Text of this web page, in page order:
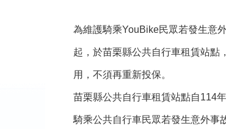
為維護騎乘YouBike民眾若發生意
起，於苗栗縣公共自行車租賃站點
用，不須再重新投保。
苗栗縣公共自行車租賃站點自114
騎乘公共自行車民眾若發生意外事